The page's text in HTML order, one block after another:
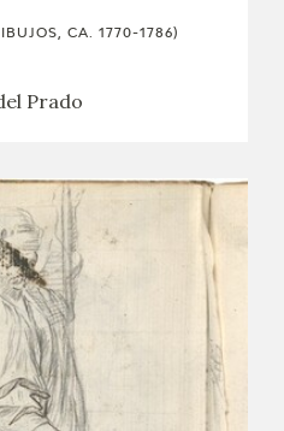
CA. 1770-1786)
Prado